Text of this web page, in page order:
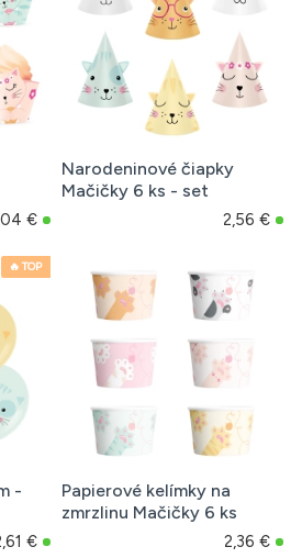
€
Narodeninové čiapky
Mačičky 6 ks - set
2,56 €
🔥 TOP
-
€
Papierové kelímky na
zmrzlinu Mačičky 6 ks
2,36 €